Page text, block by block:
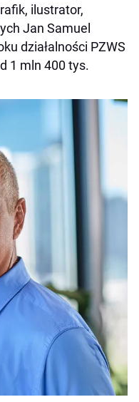
ilustrator,
Jan Samuel
działalności PZWS
1 mln 400 tys.